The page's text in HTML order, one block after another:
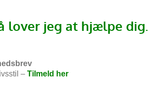
lover jeg at hjælpe dig.
– Tilmeld her